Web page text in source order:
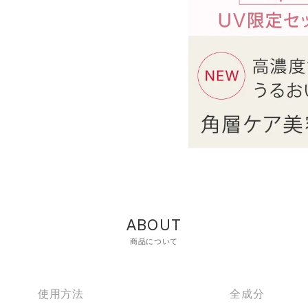
ABOUT
商品について
使用方法 全成分